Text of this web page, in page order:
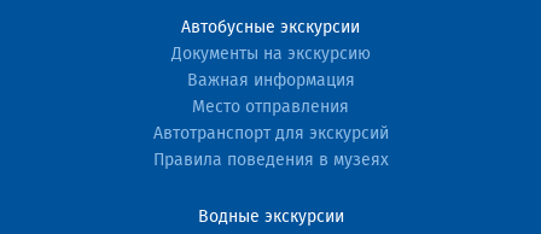
Автобусные экскурсии
Документы на экскурсию
Важная информация
Место отправления
Автотранспорт для экскурсий
Правила поведения в музеях
Водные экскурсии